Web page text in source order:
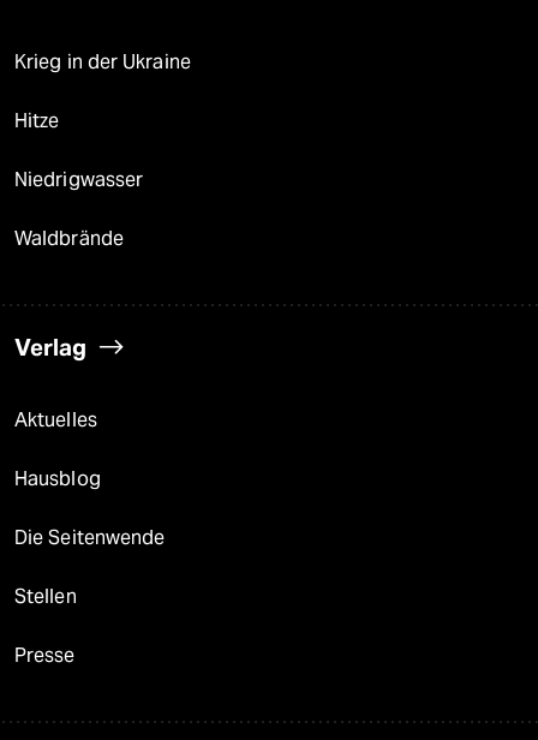
Krieg in der Ukraine
Hitze
Niedrigwasser
Waldbrände
Verlag
Aktuelles
Hausblog
Die Seitenwende
Stellen
Presse